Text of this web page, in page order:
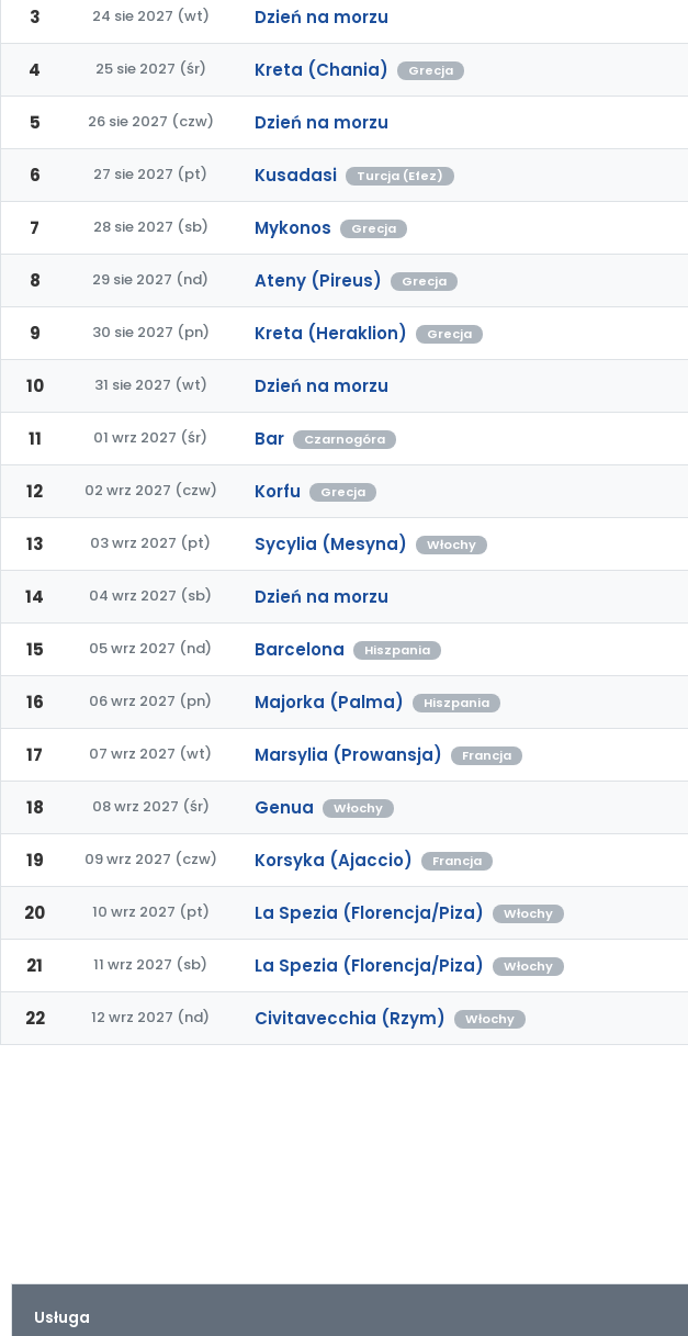
3 24 sie 2027 (wt) Dzień na morzu
4 25 sie 2027 (śr) Kreta (Chania) Grecja
5 26 sie 2027 (czw) Dzień na morzu
6 27 sie 2027 (pt) Kusadasi Turcja (Efez)
7 28 sie 2027 (sb) Mykonos Grecja
8 29 sie 2027 (nd) Ateny (Pireus) Grecja
9 30 sie 2027 (pn) Kreta (Heraklion) Grecja
10 31 sie 2027 (wt) Dzień na morzu
11 01 wrz 2027 (śr) Bar Czarnogóra
12 02 wrz 2027 (czw) Korfu Grecja
13 03 wrz 2027 (pt) Sycylia (Mesyna) Włochy
14 04 wrz 2027 (sb) Dzień na morzu
15 05 wrz 2027 (nd) Barcelona Hiszpania
16 06 wrz 2027 (pn) Majorka (Palma) Hiszpania
17 07 wrz 2027 (wt) Marsylia (Prowansja) Francja
18 08 wrz 2027 (śr) Genua Włochy
19 09 wrz 2027 (czw) Korsyka (Ajaccio) Francja
20 10 wrz 2027 (pt) La Spezia (Florencja/Piza) Włochy
21 11 wrz 2027 (sb) La Spezia (Florencja/Piza) Włochy
22 12 wrz 2027 (nd) Civitavecchia (Rzym) Włochy
Usługa